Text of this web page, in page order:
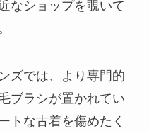
なショップを覗いて
ズでは、より専門的
ブラシが置かれてい
トな古着を傷めたく